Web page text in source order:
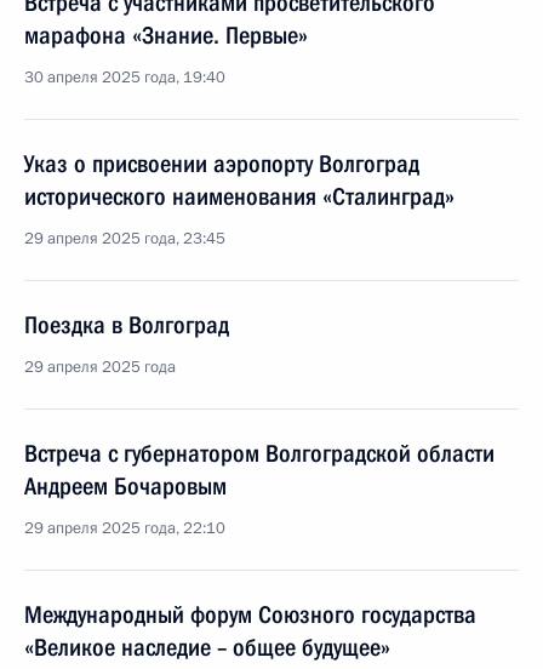
марафона «Знание. Первые»
30 апреля 2025 года, 19:40
Указ о присвоении аэропорту Волгоград
исторического наименования «Сталинград»
29 апреля 2025 года, 23:45
Поездка в Волгоград
29 апреля 2025 года
Встреча с губернатором Волгоградской области
Андреем Бочаровым
29 апреля 2025 года, 22:10
Международный форум Союзного государства
«Великое наследие – общее будущее»